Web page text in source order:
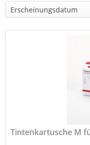
Tintenkartusche M